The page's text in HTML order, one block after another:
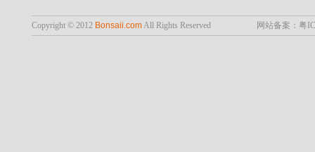
Copyright © 2012 Bonsaii.comAll Rights Reserved 网站备案：粤